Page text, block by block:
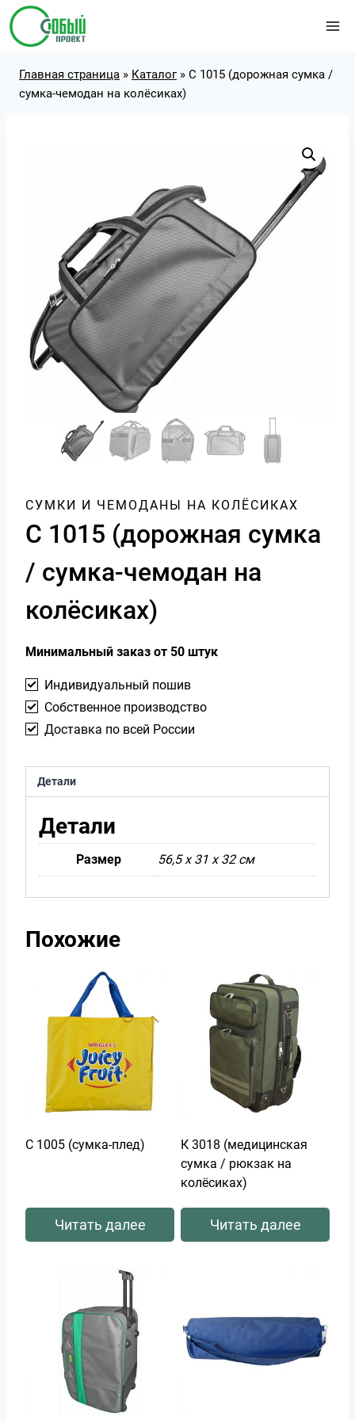
Перейти
содержимому
Главная страница » Каталог» С 1015 (дорожная сумка /
сумка-чемодан на колёсиках)
СУМКИ И ЧЕМОДАНЫ НА КОЛЁСИКАХ
С 1015 (дорожная сумка
/ сумка-чемодан на
колёсиках)
Минимальный заказ от 50 штук
Индивидуальный пошив
Собственное производство
Доставка по всей России
Детали
Детали
Размер 56,5 х 31 х 32 см
Похожие
С 1005 (сумка-плед)
Читать далее
К 3018 (медицинская
сумка / рюкзак на
колёсиках)
Читать далее